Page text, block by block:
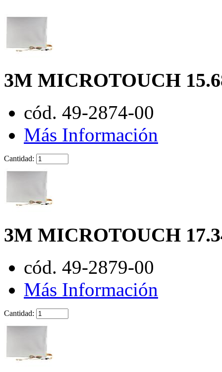
3M MICROTOUCH
cód. 49-2874-00
Más Información
Cantidad:
3M MICROTOUCH
cód. 49-2879-00
Más Información
Cantidad: